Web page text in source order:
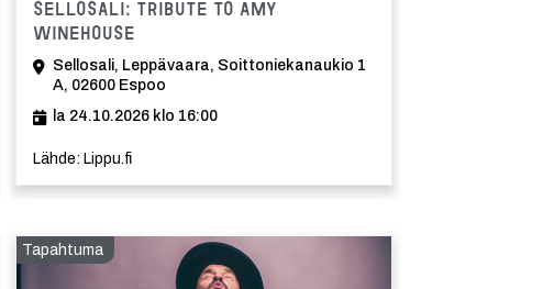
Sellosali: Tribute to Amy
Winehouse
Sellosali, Leppävaara, Soittoniekanaukio 1
A, 02600 Espoo
la 24.10.2026 klo 16:00
Lähde: Lippu.fi
Tapahtuma